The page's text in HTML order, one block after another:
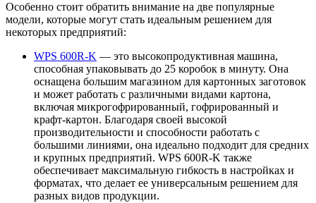
Особенно стоит обратить внимание на две популярные
модели, которые могут стать идеальным решением для
некоторых предприятий:
WPS 600R-K — это высокопродуктивная машина,
способная упаковывать до 25 коробок в минуту. Она
оснащена большим магазином для картонных заготовок
и может работать с различными видами картона,
включая микрогофрированный, гофрированный и
крафт-картон. Благодаря своей высокой
производительности и способности работать с
большими линиями, она идеально подходит для средних
и крупных предприятий. WPS 600R-K также
обеспечивает максимальную гибкость в настройках и
форматах, что делает ее универсальным решением для
разных видов продукции.